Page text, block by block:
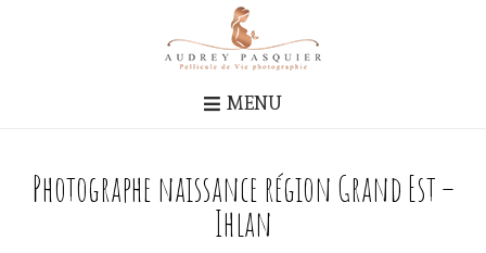
MENU
Photographe naissance région Grand Est –
Ihlan